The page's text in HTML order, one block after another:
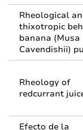
Rheological
thixotropic
banana (Musa
Cavendishii)
Rheology of
redcurrant
Efecto de la